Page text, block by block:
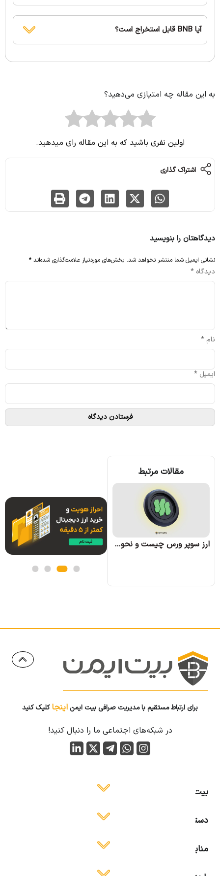
آیا BNB قابل استخراج است؟
به این مقاله چه امتیازی می‌دهید؟
اولین نفری باشید که به این مقاله رای میدهید.
اشتراک گذاری
دیدگاهتان را بنویسید
نشانی ایمیل شما منتشر نخواهد شد. بخش‌های موردنیاز علامت‌گذاری شده‌اند *
دیدگاه *
نام *
ایمیل *
مقالات مرتبط
ارز سوپر ورس چیست و نحوه کسب درآمد از آن چگونه است؟
برای ارتباط مستقیم با مدیریت صرافی بیت ایمن اینجاکلیک کنید
در شبکه‌های اجتماعی ما را دنبال کنید!
بیت ایمن
دسترسی آسان
منابع آموزشی